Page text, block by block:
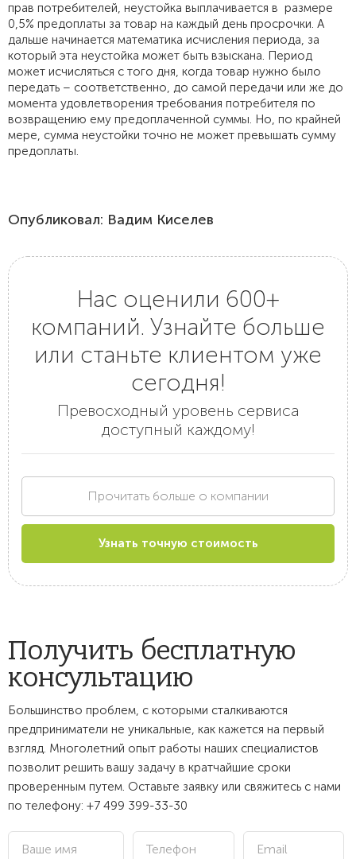
прав потребителей, неустойка выплачивается в размере
0,5% предоплаты за товар на каждый день просрочки. А
дальше начинается математика исчисления периода, за
который эта неустойка может быть взыскана. Период
может исчисляться с того дня, когда товар нужно было
передать – соответственно, до самой передачи или же до
момента удовлетворения требования потребителя по
возвращению ему предоплаченной суммы. Но, по крайней
мере, сумма неустойки точно не может превышать сумму
предоплаты.
Опубликовал: Вадим Киселев
Нас оценили 600+
компаний. Узнайте больше
или станьте клиентом уже
сегодня!
Превосходный уровень сервиса
доступный каждому!
Прочитать больше о компании
Узнать точную стоимость
Получить бесплатную
консультацию
Большинство проблем, с которыми сталкиваются
предприниматели не уникальные, как кажется на первый
взгляд. Многолетний опыт работы наших специалистов
позволит решить вашу задачу в кратчайшие сроки
проверенным путем. Оставьте заявку или свяжитесь с нами
по телефону: +7 499 399-33-30